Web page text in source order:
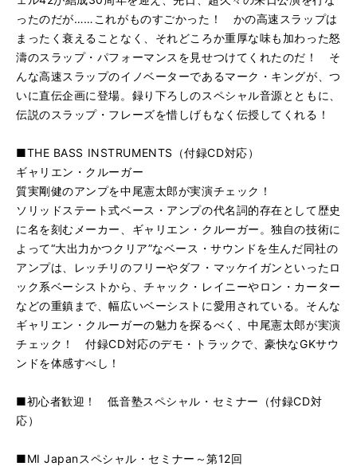
ったのだが……これがものすごかった！ かの高速スラップは
まったく衰えることなく、それどころか重厚な味も加わった怒
濤のスラップ・パフォーマンスを見せつけてくれたのだ！ そ
んな高速スラップのイノベーターであるマーク・キングが、つ
いに直伝企画に登場。録り下ろしのスペシャル音源とともに、
伝説のスラップ・フレーズを惜しげもなく伝授してくれる！
■THE BASS INSTRUMENTS（付録CD対応）
ギャリエン・クルーガー
質実剛健のアンプを中尾憲太郎が実演チェック！
ソリッドステート式ベース・アンプの代名詞的存在として歴史
に名を刻むメーカー、ギャリエン・クルーガー。独自の技術に
よって“大出力かつクリア”なベース・サウンドを生んだ同社の
アンプは、レッチリのフリーやダフ・マッケイガンといったロ
ック系ベーシストから、チャック・レイニーやロン・カーター
などの重鎮まで、幅広いベーシストに愛用されている。そんな
ギャリエン・クルーガーの魅力を探るべく、中尾憲太郎が実演
チェック！ 付録CD対応のデモ・トラックで、豪快なGKサウ
ンドを体感すべし！
■初心者歓迎！ 低音塾スペシャル・セミナー（付録CD対
応）
■MI Japanスペシャル・セミナー～第12回